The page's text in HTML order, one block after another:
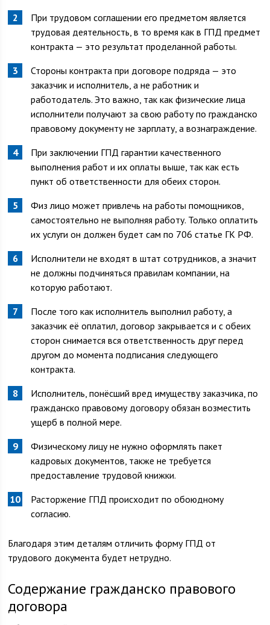
При трудовом соглашении его предметом является
трудовая деятельность, в то время как в ГПД предмет
контракта — это результат проделанной работы.
Стороны контракта при договоре подряда — это
заказчик и исполнитель, а не работник и
работодатель. Это важно, так как физические лица
исполнители получают за свою работу по гражданско
правовому документу не зарплату, а вознаграждение.
При заключении ГПД гарантии качественного
выполнения работ и их оплаты выше, так как есть
пункт об ответственности для обеих сторон.
Физ лицо может привлечь на работы помощников,
самостоятельно не выполняя работу. Только оплатить
их услуги он должен будет сам по 706 статье ГК РФ.
Исполнители не входят в штат сотрудников, а значит
не должны подчиняться правилам компании, на
которую работают.
После того как исполнитель выполнил работу, а
заказчик её оплатил, договор закрывается и с обеих
сторон снимается вся ответственность друг перед
другом до момента подписания следующего
контракта.
Исполнитель, понёсший вред имуществу заказчика, по
гражданско правовому договору обязан возместить
ущерб в полной мере.
Физическому лицу не нужно оформлять пакет
кадровых документов, также не требуется
предоставление трудовой книжки.
Расторжение ГПД происходит по обоюдному
согласию.
Благодаря этим деталям отличить форму ГПД от
трудового документа будет нетрудно.
Содержание гражданско правового
договора